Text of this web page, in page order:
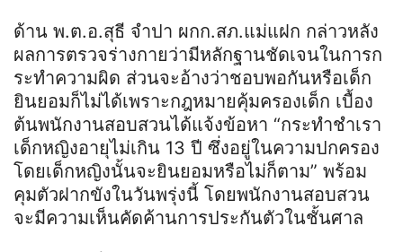
ด้าน พ.ต.อ.สุธี จำปา ผกก.สภ.แม่แฝก กล่าวหลัง
ผลการตรวจร่างกายว่ามีหลักฐานชัดเจนในการก
ระทำความผิด ส่วนจะอ้างว่าชอบพอกันหรือเด็ก
ยินยอมก็ไม่ได้เพราะกฎหมายคุ้มครองเด็ก เบื้อง
ต้นพนักงานสอบสวนได้แจ้งข้อหา “กระทำชำเรา
เด็กหญิงอายุไม่เกิน 13 ปี ซึ่งอยู่ในความปกครอง
โดยเด็กหญิงนั้นจะยินยอมหรือไม่ก็ตาม” พร้อม
คุมตัวฝากขังในวันพรุ่งนี้ โดยพนักงานสอบสวน
จะมีความเห็นคัดค้านการประกันตัวในชั้นศาล